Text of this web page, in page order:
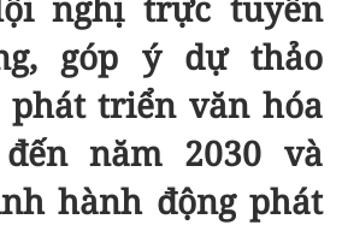
góp ý dự thảo
phát triển văn hóa
năm 2030 và
hành động phát